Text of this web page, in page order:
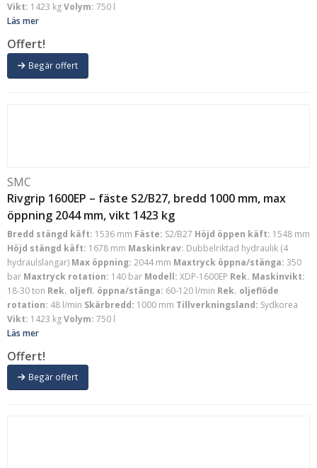
Vikt: 1423 kgVolym: 750 l
Läs mer
Offert!
Begär offert
SMC
Rivgrip 1600EP – fäste S2/B27, bredd 1000 mm, max
öppning 2044 mm, vikt 1423 kg
Bredd stängd käft: 1536 mm Fäste: S2/B27 Höjd öppen käft: 1548 mm
Höjd stängd käft: 1678 mm Maskinkrav: Dubbelriktad hydraulik (4
hydraulslangar) Max öppning: 2044 mm Maxtryck öppna/stänga: 350
bar Maxtryck rotation: 140 bar Modell: XDP-1600EP Rek. Maskinvikt:
18-30 ton Rek. oljefl. öppna/stänga: 60-120 l/min Rek. oljeflöde
rotation: 48 l/min Skärbredd: 1000 mm Tillverkningsland: Sydkorea
Vikt: 1423 kgVolym: 750 l
Läs mer
Offert!
Begär offert